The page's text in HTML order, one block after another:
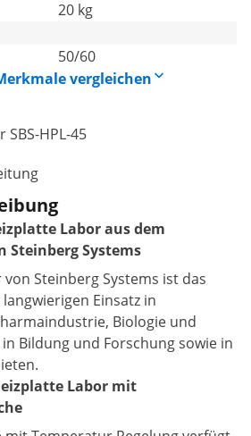
20 kg
50/60
vergleichen
HPL-45
Labor aus dem
Steinberg Systems
Steinberg Systems ist das
Einsatz in
Biologie und
Bildung und Forschung sowie in
Labor mit